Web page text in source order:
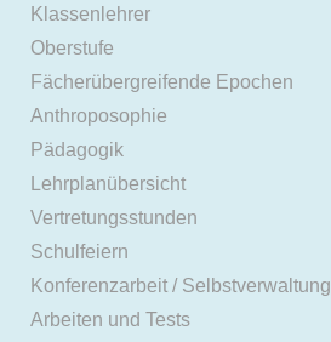
Klassenlehrer
Oberstufe
Fächerübergreifende Epochen
Anthroposophie
Pädagogik
Lehrplanübersicht
Vertretungsstunden
Schulfeiern
Konferenzarbeit / Selbstverwaltung
Arbeiten und Tests